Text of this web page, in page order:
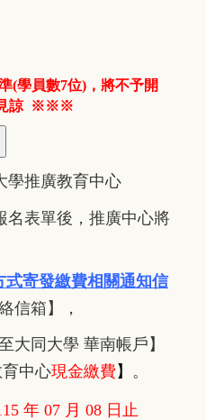
學員數7位)，將不予開
諒 ※※※
學推廣教育中心
名表單後，推廣中心將
式寄發繳費相關通知信
信箱】，
至大同大學 華南帳戶】
中心現金繳費 】 。
年 07 月 08 日止